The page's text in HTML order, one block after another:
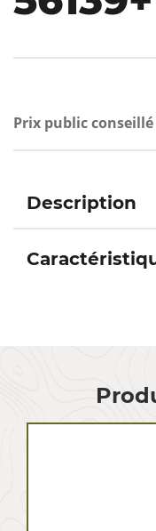
Prix public conseillé
Description